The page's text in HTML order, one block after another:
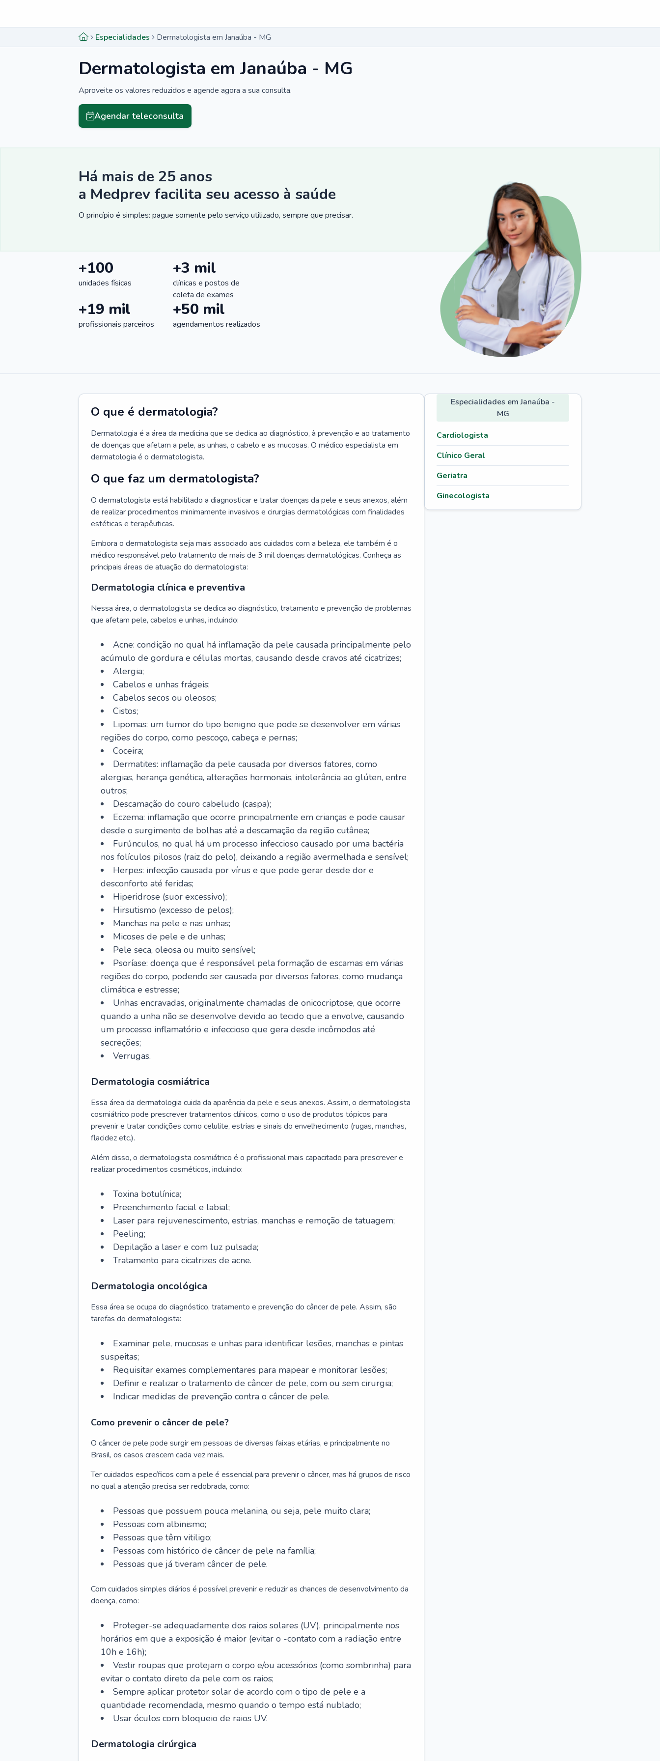
Especialidades Dermatologista em Janaúba - MG
Dermatologista em Janaúba - MG
Aproveite os valores reduzidos e agende agora a sua consulta.
Agendar teleconsulta
Há mais de 25 anos
a Medprev facilita seu acesso à saúde
O princípio é simples: pague somente pelo serviço utilizado, sempre que precisar.
+100
unidades físicas
+3 mil
clínicas e postos de
coleta de exames
+19 mil
profissionais parceiros
+50 mil
agendamentos realizados
O que é dermatologia?
Dermatologia é a área da medicina que se dedica ao diagnóstico, à prevenção e ao tratamento
de doenças que afetam a pele, as unhas, o cabelo e as mucosas. O médico especialista em
dermatologia é o dermatologista.
O que faz um dermatologista?
O dermatologista está habilitado a diagnosticar e tratar doenças da pele e seus anexos, além
de realizar procedimentos minimamente invasivos e cirurgias dermatológicas com finalidades
estéticas e terapêuticas.
Embora o dermatologista seja mais associado aos cuidados com a beleza, ele também é o
médico responsável pelo tratamento de mais de 3 mil doenças dermatológicas. Conheça as
principais áreas de atuação do dermatologista:
Dermatologia clínica e preventiva
Nessa área, o dermatologista se dedica ao diagnóstico, tratamento e prevenção de problemas
que afetam pele, cabelos e unhas, incluindo:
Acne: condição no qual há inflamação da pele causada principalmente pelo
acúmulo de gordura e células mortas, causando desde cravos até cicatrizes;
Alergia;
Cabelos e unhas frágeis;
Cabelos secos ou oleosos;
Cistos;
Lipomas: um tumor do tipo benigno que pode se desenvolver em várias
regiões do corpo, como pescoço, cabeça e pernas;
Coceira;
Dermatites: inflamação da pele causada por diversos fatores, como
alergias, herança genética, alterações hormonais, intolerância ao glúten, entre
outros;
Descamação do couro cabeludo (caspa);
Eczema: inflamação que ocorre principalmente em crianças e pode causar
desde o surgimento de bolhas até a descamação da região cutânea;
Furúnculos, no qual há um processo infeccioso causado por uma bactéria
nos folículos pilosos (raiz do pelo), deixando a região avermelhada e sensível;
Herpes: infecção causada por vírus e que pode gerar desde dor e
desconforto até feridas;
Hiperidrose (suor excessivo);
Hirsutismo (excesso de pelos);
Manchas na pele e nas unhas;
Micoses de pele e de unhas;
Pele seca, oleosa ou muito sensível;
Psoríase: doença que é responsável pela formação de escamas em várias
regiões do corpo, podendo ser causada por diversos fatores, como mudança
climática e estresse;
Unhas encravadas, originalmente chamadas de onicocriptose, que ocorre
quando a unha não se desenvolve devido ao tecido que a envolve, causando
um processo inflamatório e infeccioso que gera desde incômodos até
secreções;
Verrugas.
Dermatologia cosmiátrica
Essa área da dermatologia cuida da aparência da pele e seus anexos. Assim, o dermatologista
cosmiátrico pode prescrever tratamentos clínicos, como o uso de produtos tópicos para
prevenir e tratar condições como celulite, estrias e sinais do envelhecimento (rugas, manchas,
flacidez etc.).
Além disso, o dermatologista cosmiátrico é o profissional mais capacitado para prescrever e
realizar procedimentos cosméticos, incluindo:
Toxina botulínica;
Preenchimento facial e labial;
Laser para rejuvenescimento, estrias, manchas e remoção de tatuagem;
Peeling;
Depilação a laser e com luz pulsada;
Tratamento para cicatrizes de acne.
Dermatologia oncológica
Essa área se ocupa do diagnóstico, tratamento e prevenção do câncer de pele. Assim, são
tarefas do dermatologista:
Examinar pele, mucosas e unhas para identificar lesões, manchas e pintas
suspeitas;
Requisitar exames complementares para mapear e monitorar lesões;
Definir e realizar o tratamento de câncer de pele, com ou sem cirurgia;
Indicar medidas de prevenção contra o câncer de pele.
Como prevenir o câncer de pele?
O câncer de pele pode surgir em pessoas de diversas faixas etárias, e principalmente no
Brasil, os casos crescem cada vez mais.
Ter cuidados específicos com a pele é essencial para prevenir o câncer, mas há grupos de risco
no qual a atenção precisa ser redobrada, como:
Pessoas que possuem pouca melanina, ou seja, pele muito clara;
Pessoas com albinismo;
Pessoas que têm vitiligo;
Pessoas com histórico de câncer de pele na família;
Pessoas que já tiveram câncer de pele.
Com cuidados simples diários é possível prevenir e reduzir as chances de desenvolvimento da
doença, como:
Proteger-se adequadamente dos raios solares (UV), principalmente nos
horários em que a exposição é maior (evitar o -contato com a radiação entre
10h e 16h);
Vestir roupas que protejam o corpo e/ou acessórios (como sombrinha) para
evitar o contato direto da pele com os raios;
Sempre aplicar protetor solar de acordo com o tipo de pele e a
quantidade recomendada, mesmo quando o tempo está nublado;
Usar óculos com bloqueio de raios UV.
Dermatologia cirúrgica
Especialidades em Janaúba -
MG
Cardiologista
Clínico Geral
Geriatra
Ginecologista